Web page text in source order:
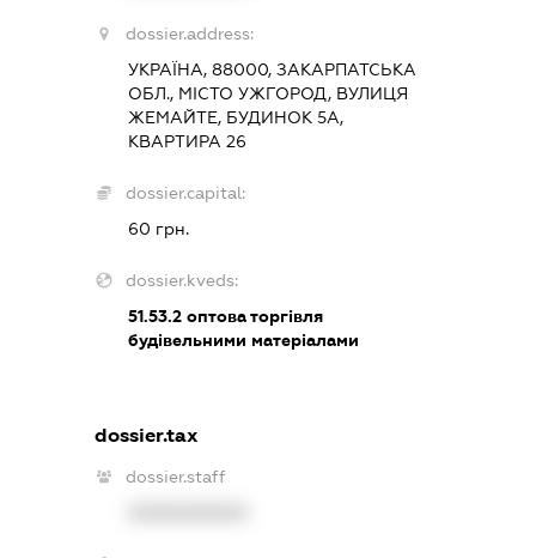
dossier.address:
УКРАЇНА, 88000, ЗАКАРПАТСЬКА
ОБЛ., МІСТО УЖГОРОД, ВУЛИЦЯ
ЖЕМАЙТЕ, БУДИНОК 5А,
КВАРТИРА 26
dossier.capital:
60 грн.
dossier.kveds:
51.53.2 оптова торгівля
будівельними матеріалами
dossier.tax
dossier.staff